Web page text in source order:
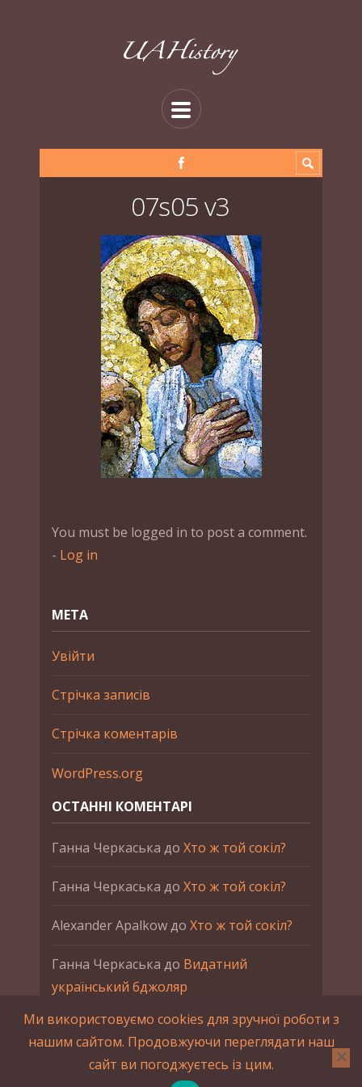
07s05 v3
You must be logged in to post a comment.
- Log in
МЕТА
Увійти
Стрічка записів
Стрічка коментарів
WordPress.org
ОСТАННІ КОМЕНТАРІ
Ганна Черкаська до Хто ж той сокіл?
Ганна Черкаська до Хто ж той сокіл?
Alexander Apalkowдо Хто ж той сокіл?
Ганна Черкаська до Видатний
український бджоляр
Ганна ЧеркаськадоПетро Франко
2015-2023 © UAHistory Всі права застережено.
Ми використовуємо cookies для зручної роботи з
нашим сайтом. Продовжуючи переглядати наш
сайт ви погоджуєтесь із цим.